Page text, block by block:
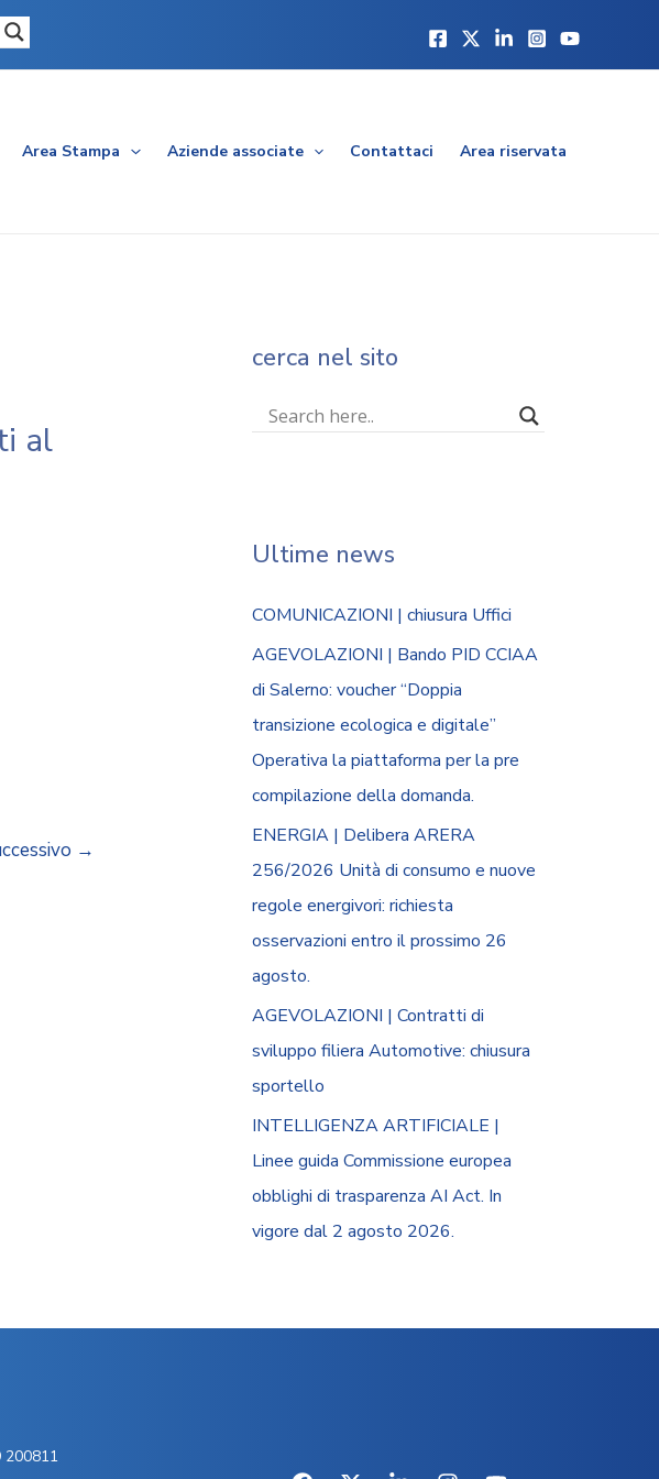
Area Stampa Aziende associate Contattaci Area riservata
al
→
cerca nel sito
Ultime news
COMUNICAZIONI | chiusura Uffici
AGEVOLAZIONI | Bando PID CCIAA
di Salerno: voucher “Doppia
transizione ecologica e digitale”
Operativa la piattaforma per la pre
compilazione della domanda.
ENERGIA | Delibera ARERA
256/2026 Unità di consumo e nuove
regole energivori: richiesta
osservazioni entro il prossimo 26
agosto.
AGEVOLAZIONI | Contratti di
sviluppo filiera Automotive: chiusura
sportello
INTELLIGENZA ARTIFICIALE |
Linee guida Commissione europea
obblighi di trasparenza AI Act. In
vigore dal 2 agosto 2026.
200811